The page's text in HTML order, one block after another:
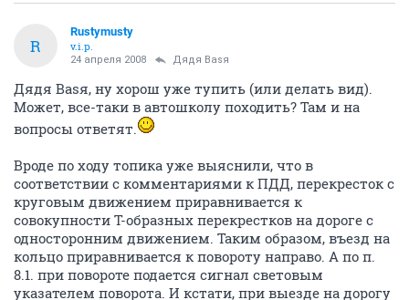
R
Rustymusty
v.i.p.
24 апреля 2008 Дядя Ваsя
Дядя Ваsя, ну хорош уже тупить (или делать вид).
Может, все-таки в автошколу походить? Там и на
вопросы ответят.
Вроде по ходу топика уже выяснили, что в
соответствии с комментариями к ПДД, перекресток с
круговым движением приравнивается к
совокупности Т-образных перекрестков на дороге с
односторонним движением. Таким образом, въезд на
кольцо приравнивается к повороту направо. А по п.
8.1. при повороте подается сигнал световым
указателем поворота. И кстати, при выезде на дорогу